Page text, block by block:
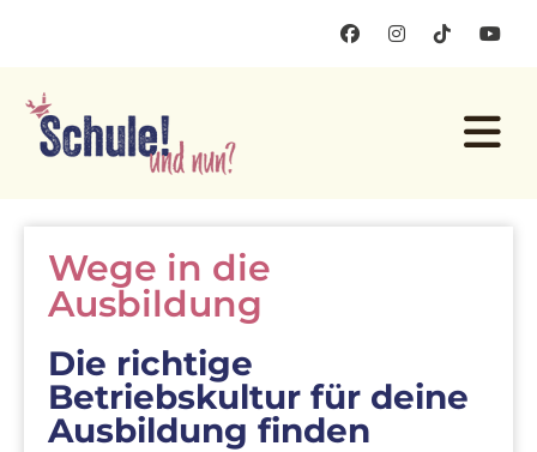
Wege in die
Ausbildung
Die richtige
Betriebskultur für deine
Ausbildung finden